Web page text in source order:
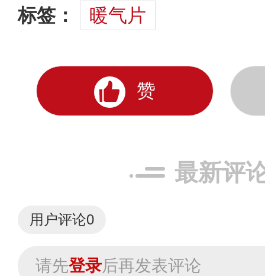
标签： 暖气片
赞
最新评
用户评论0
请先登录后再发表评论